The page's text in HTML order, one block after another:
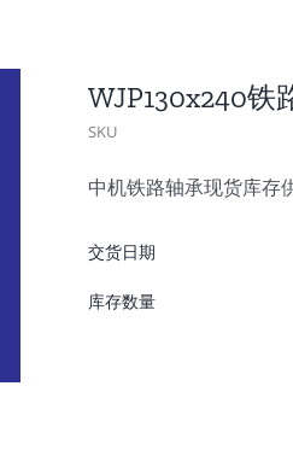
WJP130x240铁
SKU
中机铁路轴承现货库存
交货日期
库存数量